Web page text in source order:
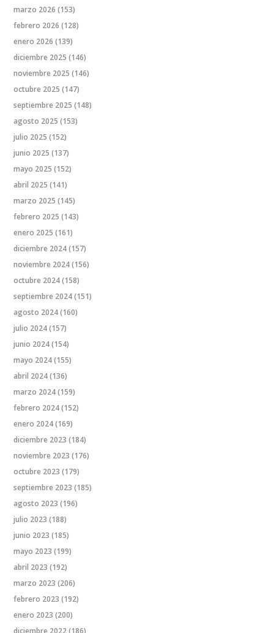
marzo 2026 (153)
febrero 2026 (128)
enero 2026 (139)
diciembre 2025 (146)
noviembre 2025 (146)
octubre 2025 (147)
septiembre 2025 (148)
agosto 2025 (153)
julio 2025 (152)
junio 2025 (137)
mayo 2025 (152)
abril 2025 (141)
marzo 2025 (145)
febrero 2025 (143)
enero 2025 (161)
diciembre 2024(157)
noviembre 2024(156)
octubre 2024(158)
septiembre 2024(151)
agosto 2024(160)
julio 2024(157)
junio 2024(154)
mayo 2024(155)
abril 2024(136)
marzo 2024(159)
febrero 2024(152)
enero 2024(169)
diciembre 2023 (184)
noviembre 2023 (176)
octubre 2023 (179)
septiembre 2023 (185)
agosto 2023 (196)
julio 2023 (188)
junio 2023 (185)
mayo 2023 (199)
abril 2023 (192)
marzo 2023 (206)
febrero 2023 (192)
enero 2023 (200)
diciembre 2022(186)